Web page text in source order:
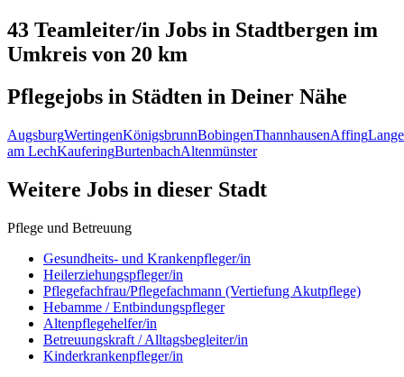
43 Teamleiter/in Jobs in Stadtbergen im
Umkreis von 20 km
Pflegejobs in Städten in Deiner Nähe
AugsburgWertingenKönigsbrunnBobingenThannhausenAffing
am LechKauferingBurtenbachAltenmünster
Weitere Jobs in dieser Stadt
Pflege und Betreuung
Gesundheits- und Krankenpfleger/in
Heilerziehungspfleger/in
Pflegefachfrau/Pflegefachmann (Vertiefung Akutpflege)
Hebamme / Entbindungspfleger
Altenpflegehelfer/in
Betreuungskraft / Alltagsbegleiter/in
Kinderkrankenpfleger/in